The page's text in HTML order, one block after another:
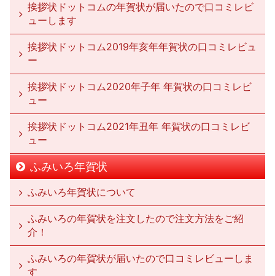
挨拶状ドットコムの年賀状が届いたので口コミレビ
ューします
挨拶状ドットコム2019年亥年年賀状の口コミレビュ
ー
挨拶状ドットコム2020年子年 年賀状の口コミレビ
ュー
挨拶状ドットコム2021年丑年 年賀状の口コミレビ
ュー
ふみいろ年賀状
ふみいろ年賀状について
ふみいろの年賀状を注文したので注文方法をご紹
介！
ふみいろの年賀状が届いたので口コミレビューしま
す